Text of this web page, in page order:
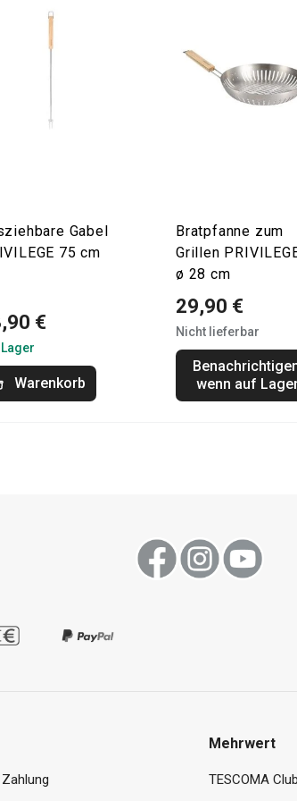
Gabel
75 cm
€
Warenkorb
Bratpfanne zum
Grillen
ø 28 cm
29,90 €
Nicht lieferbar
wenn auf
Mehrwert
TESCOMA Club